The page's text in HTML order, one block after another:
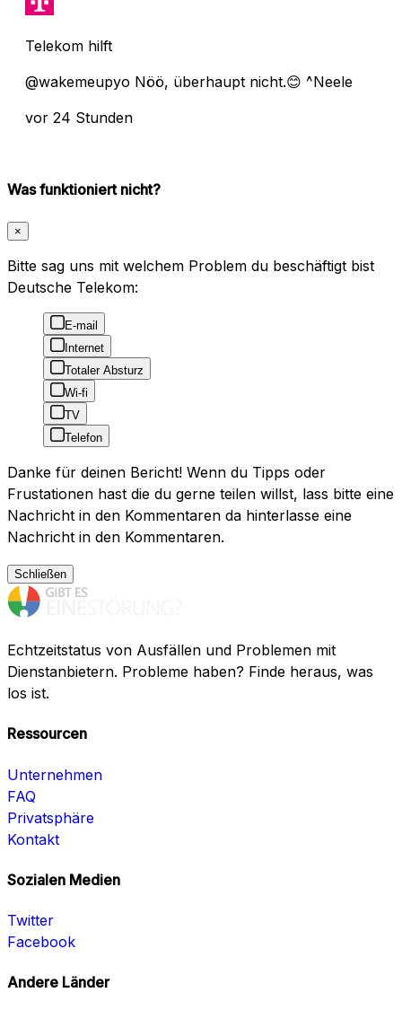
Telekom hilft
@wakemeupyo Nöö, überhaupt nicht.😊 ^Neele
vor 24 Stunden
Was funktioniert nicht?
×
Bitte sag uns mit welchem Problem du beschäftigt bist
Deutsche Telekom:
E-mail
Internet
Totaler Absturz
Wi-fi
TV
Telefon
Danke für deinen Bericht! Wenn du Tipps oder
Frustationen hast die du gerne teilen willst, lass bitte eine
Nachricht in den Kommentaren da hinterlasse eine
Nachricht in den Kommentaren.
Schließen
Echtzeitstatus von Ausfällen und Problemen mit
Dienstanbietern. Probleme haben? Finde heraus, was
los ist.
Ressourcen
Unternehmen
FAQ
Privatsphäre
Kontakt
Sozialen Medien
Twitter
Facebook
Andere Länder